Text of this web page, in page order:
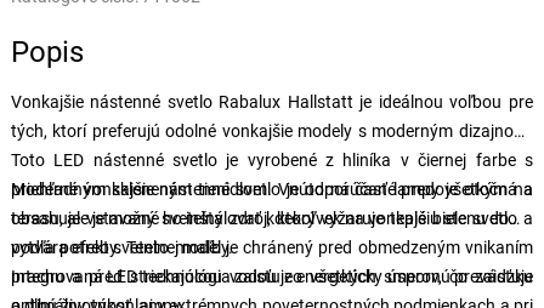
Popis
Vonkajšie nástenné svetlo Rabalux Hallstatt je ideálnou voľbou pre
tých, ktorí preferujú odolné vonkajšie modely s moderným dizajnom.
Toto LED nástenné svetlo je vyrobené z hliníka v čiernej farbe s
priehľadným skleneným tienidlom. Vnútorná časť lampy je otočná a
obsahuje vstavaný svetelný zdroj, ktorý vyžaruje teplé biele svetlo a
vytvára efekt svetelnej maľby.
Moderné vonkajšie nástenné svetlo je odporúčané predovšetkým na
terasu, ale je možné ho inštalovať kdekoľvek na vonkajšiu stenu domu
podľa potreby. Tento model je chránený pred obmedzeným vnikaním
prachu a pred striekajúcou vodou zo všetkých smerov, čo zaisťuje
Integrovaná LED technológia zaisťuje energeticky úspornú prevádzku